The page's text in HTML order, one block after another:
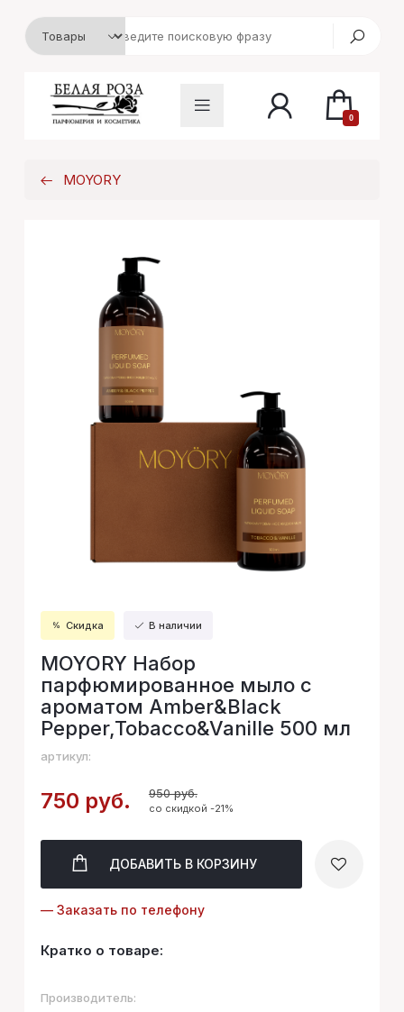
0
MOYORY
Скидка В наличии
MOYORY Набор
парфюмированное мыло с
ароматом Amber&Black
Pepper,Tobacco&Vanille 500 мл
артикул:
750 руб. 950 руб.
со скидкой -21%
ДОБАВИТЬ В КОРЗИНУ
— Заказать по телефону
Кратко о товаре:
Производитель: